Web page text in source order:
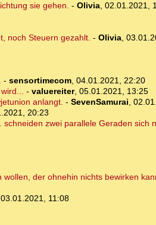
sie gehen. - Olivia, 02.01.2021,
noch Steuern gezahlt. - Olivia,
- sensortimecom, 04.01.2021, 22:20
- valuereiter, 05.01.2021, 13:25
anlangt. - SevenSamurai,
20:23
zwei parallele Geraden sich
der ohnehin nichts bewirken
03.01.2021, 11:08